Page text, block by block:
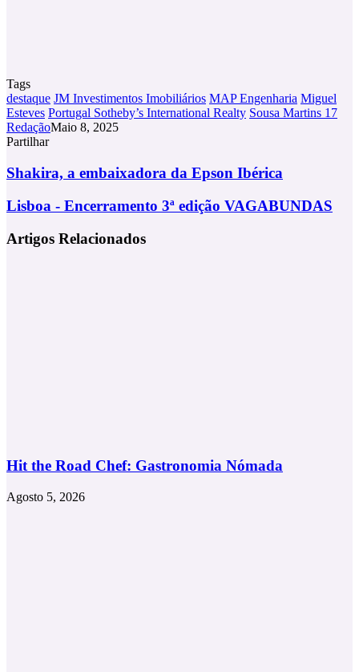
Tags
destaque JM Investimentos Imobiliários MAP Engenharia Miguel
Esteves Portugal Sotheby’s International Realty Sousa Martins 17
RedaçãoMaio 8, 2025
Partilhar
Via
Email
Shakira,
embaixadora
da
Ibérica
Shakira, a embaixadora da Epson Ibérica
Lisboa
Encerramento
3ª
Lisboa - Encerramento 3ª edição VAGABUNDAS
Artigos Relacionados
Hit the Road Chef: Gastronomia Nómada
Agosto 5, 2026